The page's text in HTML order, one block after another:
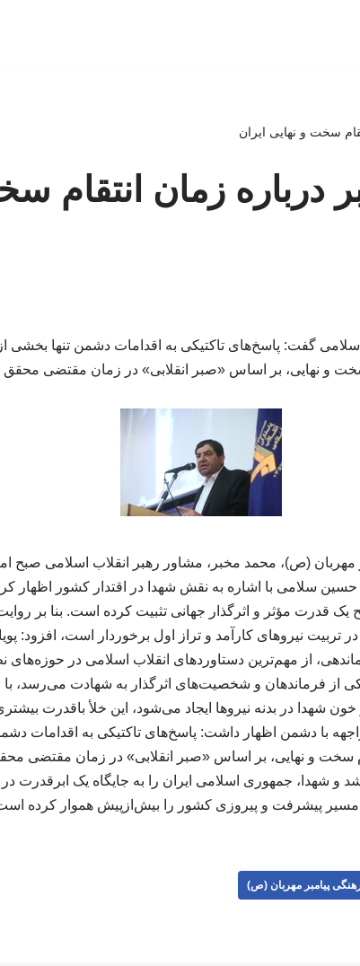
سخت و نهایی ایران
درباره زمان انتقام
گفت: پاسخ‌های تاکتیکی به اقدامات دشمن تنها
سخت و نهایی، بر اساس «صبر انقلابی» در زمان مقتضی
سلامی با اشاره به نقش شهدا در اقتدار کشور اظهار
قدرت مؤثر و اثرگذار جهانی تثبیت کرده است. بنا بر روایت
تربیت نیروهای کارآمد و تراز اول برخوردار است، افزود:
از مهم‌ترین دستاوردهای انقلاب اسلامی در حوزه‌های
از فرماندهان و شخصیت‌های اثرگذار به شهادت می‌رسد،
شهدا در بدنه نیروها ایجاد می‌شود، این خلأ باقدرت
با دشمن اظهار داشت: پاسخ‌های تاکتیکی به اقدامات
سخت و نهایی، بر اساس «صبر انقلابی» در زمان مقتضی
و شهدا، جمهوری اسلامی ایران را به جایگاه یک ابرقدرت
مسیر پیشرفت و پیروزی کشور را بیش‌ازپیش هموار کرده
پیامبر مهربان (ص)